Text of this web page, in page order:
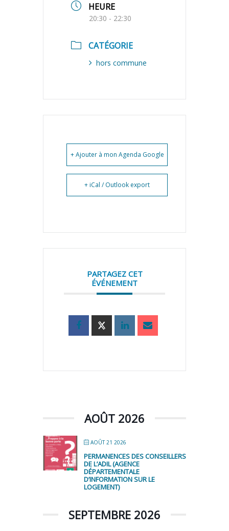
HEURE
20:30 - 22:30
CATÉGORIE
hors commune
+ Ajouter à mon Agenda Google
+ iCal / Outlook export
PARTAGEZ CET
ÉVÉNEMENT
AOÛT 2026
AOÛT 21 2026
PERMANENCES DES CONSEILLERS
DE L’ADIL (AGENCE
DÉPARTEMENTALE
D’INFORMATION SUR LE
LOGEMENT)
SEPTEMBRE 2026